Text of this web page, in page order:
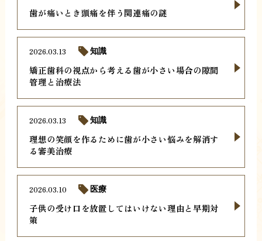
歯が痛いとき頭痛を伴う関連痛の謎
矯正歯科の視点から考える歯が小さい場合の隙間
管理と治療法
2026.03.13 知識
理想の笑顔を作るために歯が小さい悩みを解消す
る審美治療
2026.03.13 知識
子供の受け口を放置してはいけない理由と早期対
策
2026.03.10 医療